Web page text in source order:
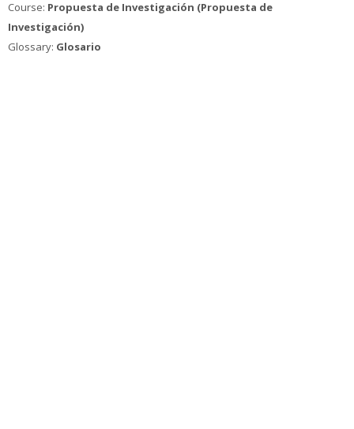
Course: Propuesta de Investigación (Propuesta de
Investigación)
Glossary: Glosario